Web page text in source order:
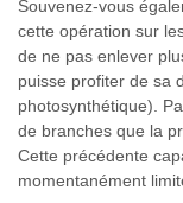
Souvenez-vous
cette opération sur
de ne pas enlever
puisse profiter de sa
photosynthétique).
de branches que la
Cette précédente
momentanément